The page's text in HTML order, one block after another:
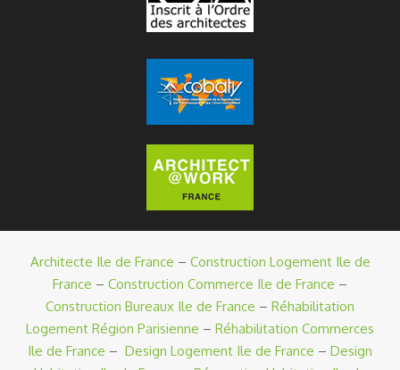
Architecte Ile de France – Construction Logement Ile de
France – Construction Commerce Ile de France –
Construction Bureaux Ile de France – Réhabilitation
Logement Région Parisienne – Réhabilitation Commerces
Ile de France – Design Logement Ile de France – Design